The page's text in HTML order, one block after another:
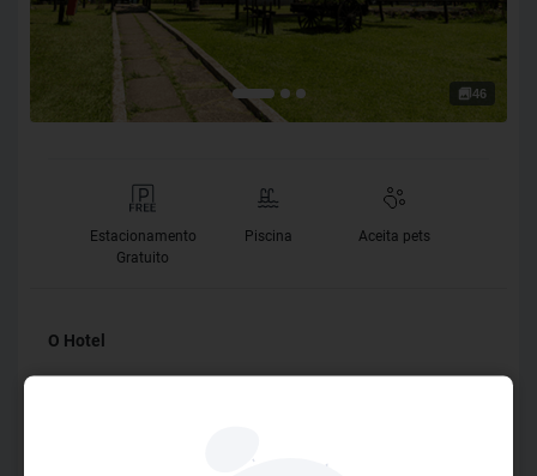
46
Estacionamento
Gratuito
Piscina Aceita pets
O Hotel